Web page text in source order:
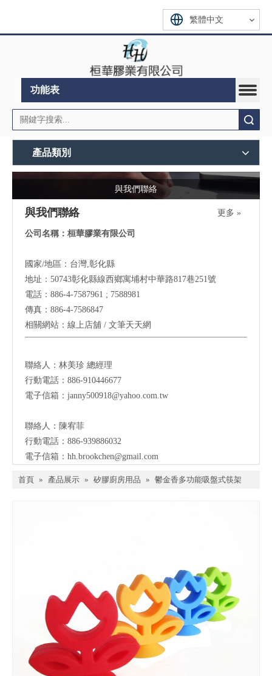
繁體中文
功能表
產品類別
與我們聯絡
與我們聯絡 更多 »
公司名稱：桓華膠業有限公司
國家/地區：台灣,彰化縣
地址： 50743彰化縣線西鄉寓埔村中華路817巷251號
電話：886-4-7587961 ; 7588981
傳真：886-4-7586847
相關網站： 線上店舖 / 文筆天天網
聯絡人：林美珍 總經理
行動電話：886-910446677
電子信箱： janny500918@yahoo.com.tw
聯絡人：陳宥菲
行動電話：886-939886032
電子信箱： hh.brookchen@gmail.com
首頁 » 產品展示 » 矽膠廚房用品 » 鬱金香多功能吸盤式筷架